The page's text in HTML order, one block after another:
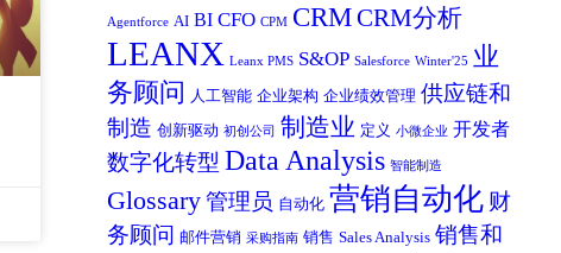
Agentforce AI BI CFO CPM CRMCRM分析
LEANX Leanx PMS S&OP Salesforce Winter'25 业
务顾问 人工智能 企业架构 企业绩效管理 供应链和
制造 创新驱动 初创公司 制造业 定义 小微企业 开发者
数字化转型 Data Analysis 智能制造
Glossary 管理员 自动化 营销自动化 财
务顾问 邮件营销 采购指南 销售 Sales Analysis 销售和